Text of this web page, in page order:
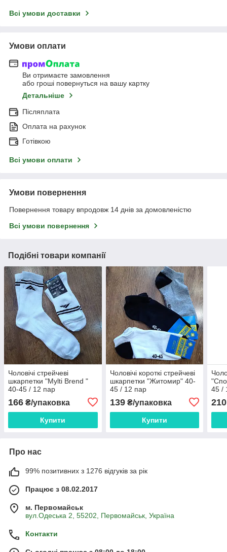
Всі умови доставки
Умови оплати
Ви отримаєте замовлення
або гроші повернуться на вашу картку
Детальніше
Післяплата
Оплата на рахунок
Готівкою
Всі умови оплати
Умови повернення
Повернення товару впродовж 14 днів за домовленістю
Всі умови повернення
Подібні товари компанії
Чоловічі стрейчеві
шкарпетки "Mylti Brend "
40-45 / 12 пар
166 ₴/упаковка
Купити
Чоловічі короткі стрейчеві
шкарпетки "Житомир" 40-
45 / 12 пар
139₴/упаковка
Купити
45 /
210
Про нас
99% позитивних з 1276 відгуків за рік
Працює з 08.02.2017
м. Первомайськ
вул.Одеська 2, 55202, Первомайськ, Україна
Контакти